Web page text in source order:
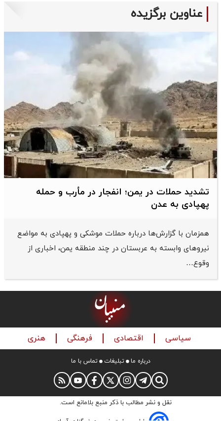
عناوین برگزیده
تشدید حملات در یمن؛ انفجار در مأرب و حمله
پهپادی به عدن
همزمان با گزارش‌ها درباره حملات موشکی و پهپادی به مواضع
نیروهای وابسته به عربستان در چند منطقه یمن، اخباری از
وقوع…
سیاسی اقتصادی فرهنگی هنری
درباره ما تبلیغات تماس با ما
نقل و نشر مطالب با ذکر منبع بلامانع است.